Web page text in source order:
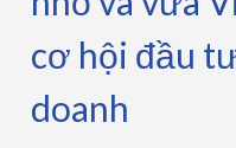
cơ hội đầu
doanh